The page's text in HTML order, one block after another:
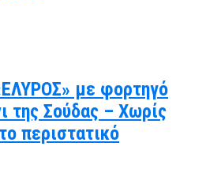
με φορτηγό
της Σούδας – Χωρίς
περιστατικό